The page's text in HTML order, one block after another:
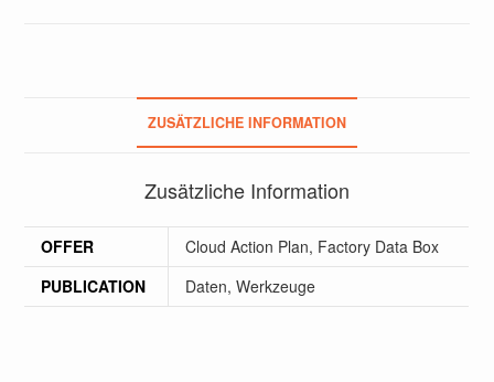
ZUSÄTZLICHE INFORMATION
Zusätzliche Information
OFFER Cloud Action Plan, Factory Data Box
PUBLICATION
Daten,Werkzeuge